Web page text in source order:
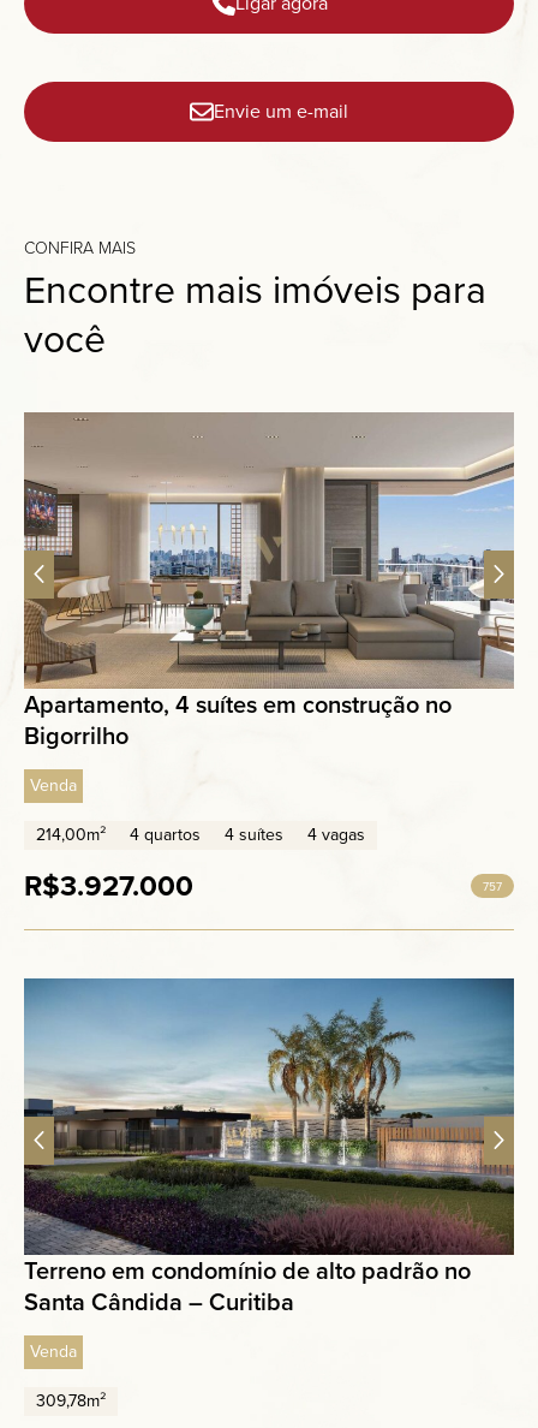
Envie um e-mail
CONFIRA MAIS
Encontre mais imóveis para
você
Apartamento, 4 suítes em construção no
Bigorrilho
Venda
214,00m²
4 quartos 4 suítes 4 vagas
R$3.927.000 757
Terreno em condomínio de alto padrão no
Santa Cândida – Curitiba
Venda
309,78m²